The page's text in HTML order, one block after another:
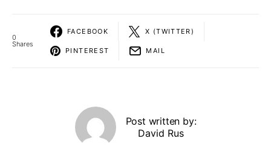
0
Shares
FACEBOOK X (TWITTER)
PINTEREST MAIL
Post written by:
David Rus